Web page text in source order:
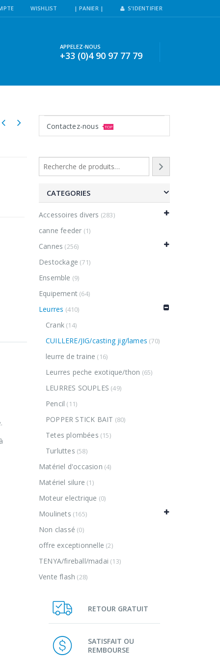
WISHLIST | PANIER | S'IDENTIFIER
APPELEZ-NOUS
+33 (0)4 90 97 77 79
Contactez-nous TOP
CATEGORIES
Accessoires divers (283)
canne feeder (1)
Cannes (256)
Destockage (71)
Ensemble (9)
Equipement (64)
Leurres (410)
Crank (14)
CUILLERE/JIG/casting jig/lames (70)
leurre de traine (16)
Leurres peche exotique/thon (65)
LEURRES SOUPLES (49)
Pencil (11)
POPPER STICK BAIT (80)
Tetes plombées (15)
Turluttes (58)
Matériel d'occasion (4)
Matériel silure (1)
Moteur electrique (0)
Moulinets (165)
Non classé (0)
offre exceptionnelle (2)
TENYA/fireball/madai (13)
Vente flash (28)
RETOUR GRATUIT
SATISFAIT OU
REMBOURSE